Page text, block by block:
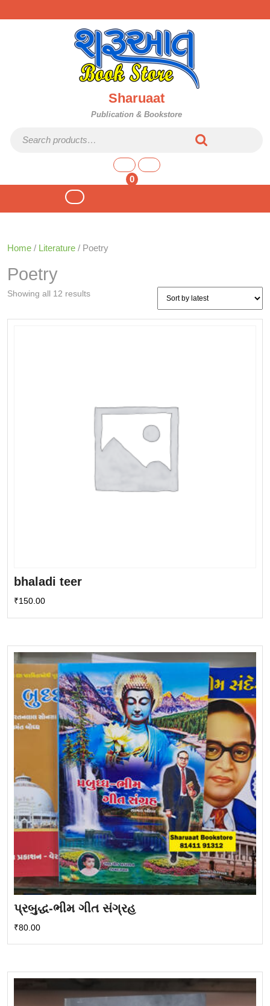
to
Sharuaat
Publication & Bookstore
0
shopping
Open
Home / Literature / Poetry
Poetry
Showing all 12 resultsSorted
latest
bhaladi teer
₹150.00
પ્રબુદ્ધ-ભીમ ગીત સંગ્રહ
₹80.00